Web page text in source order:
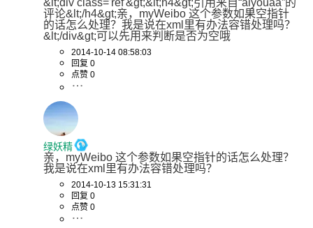
评论&lt;/h4&gt;亲，myWeibo 这个参数如果空指针
的话怎么处理？我是说在xml里有办法容错处理吗？
&lt;/div&gt;可以先用来判断是否为空哦
2014-10-14 08:58:03
回复 0
点赞 0
绿妖精
亲，myWeibo 这个参数如果空指针的话怎么处理？
我是说在xml里有办法容错处理吗？
2014-10-13 15:31:31
回复 0
点赞 0